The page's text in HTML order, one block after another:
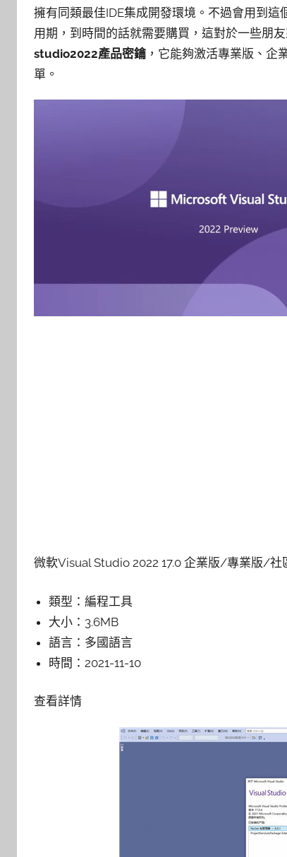
擁有同類最佳IDE集成開發環境。不過會用到
用期，到時間的話就需要購買，這對於一些朋
studio2022產品密鑰 ，它能夠激活專業版、企
單。
微軟Visual Studio 2022 17.0 企業版/專業版/社
類型：編程工具
大小： 3.6MB
語言： 多國語言
時間： 2021-11-10
查看詳情